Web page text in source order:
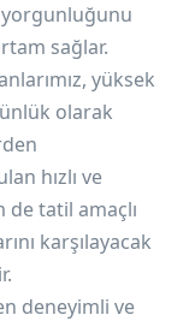
yorgunluğunu
sağlar.
yüksek
olarak
hızlı ve
tatil amaçlı
karşılayacak
deneyimli ve